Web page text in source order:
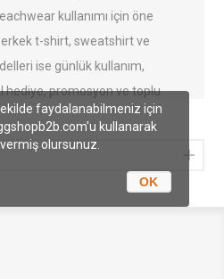
kullanımı için öne
erkek t-shirt, sweatshirt ve
ise günlük kullanım,
hediye, promosyon ve toplu
Toptan erkek giyim
koşullarıyla inceleyebilirsiniz.
faydalanabilmeniz için
kullanarak
olursunuz.
OK